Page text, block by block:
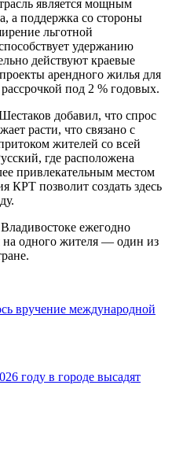
является мощным
а поддержка со стороны
льготной
удержанию
действуют краевые
арендного жилья для
под 2 % годовых.
добавил, что спрос
расти, что связано с
жителей со всей
где расположена
привлекательным местом
КРТ позволит создать здесь
ежегодно
на одного жителя — один из
вручение международной
году в городе высадят